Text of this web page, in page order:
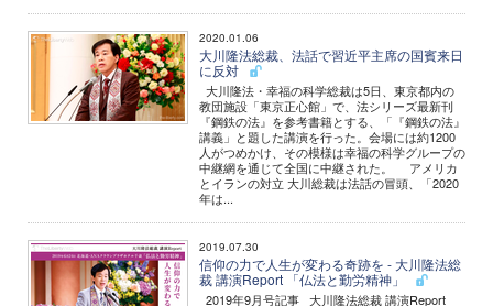
2020.01.06
大川隆法総裁、法話で習近平主席の国賓来日
に反対
大川隆法・幸福の科学総裁は5日、東京都内の
教団施設「東京正心館」で、法シリーズ最新刊
『鋼鉄の法』を参考書籍とする、「『鋼鉄の法』
講義」と題した講演を行った。会場には約1200
人がつめかけ、その模様は幸福の科学グループの
中継網を通じて全国に中継された。 アメリカ
とイランの対立 大川総裁は法話の冒頭、「2020
年は...
2019.07.30
信仰の力で人生が変わる奇跡を - 大川隆法総
裁 講演Report 「仏法と勤労精神」
2019年9月号記事 大川隆法総裁 講演Report